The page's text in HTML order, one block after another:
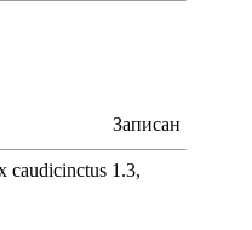
Записан
caudicinctus 1.3,